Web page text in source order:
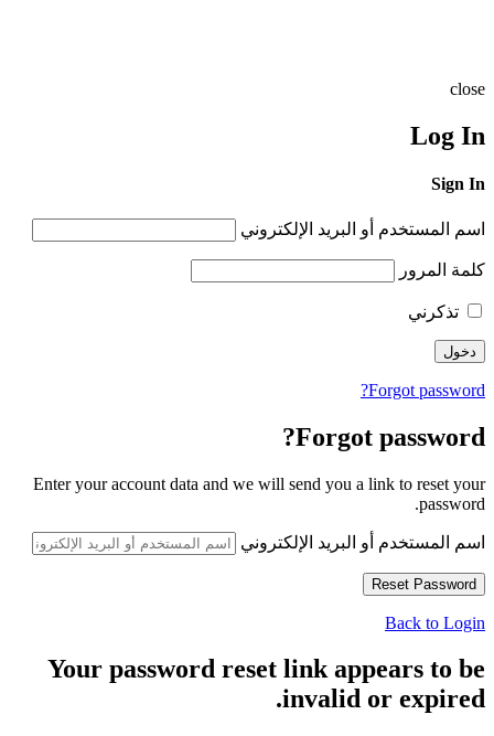
close
Log In
Sign In
اسم المستخدم أو البريد الإلكتروني
كلمة المرور
تذكرني
Forgot password?
Forgot password?
Enter your account data and we will send you a link to reset your
password.
اسم المستخدم أو البريد الإلكتروني
Back to Login
Your password reset link appears to be
invalid or expired.